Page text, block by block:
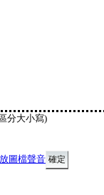
分大小寫)
圖檔聲音